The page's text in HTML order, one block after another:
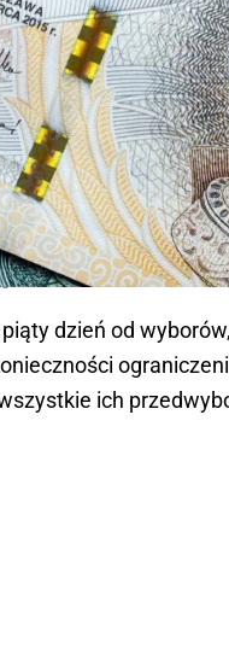
dzień od
ich